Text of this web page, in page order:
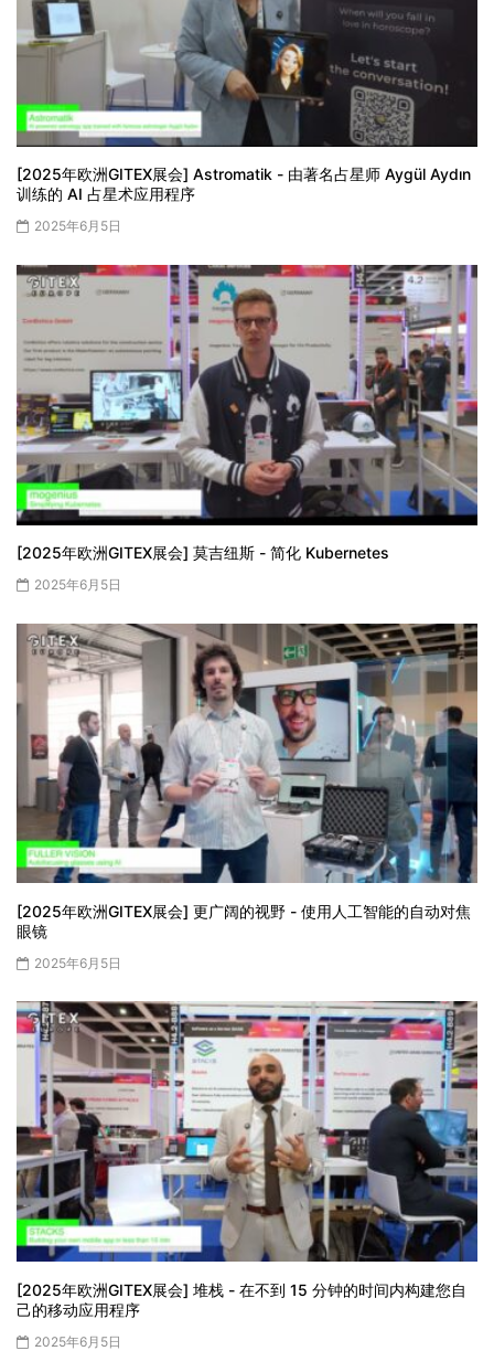
[2025年欧洲GITEX展会] Astromatik - 由著名占星师 Aygül Aydın
训练的 AI 占星术应用程序
2025年6月5日
[2025年欧洲GITEX展会] 莫吉纽斯 - 简化 Kubernetes
2025年6月5日
[2025年欧洲GITEX展会] 更广阔的视野 - 使用人工智能的自动对焦
眼镜
2025年6月5日
[2025年欧洲GITEX展会] 堆栈 - 在不到 15 分钟的时间内构建您自
己的移动应用程序
2025年6月5日